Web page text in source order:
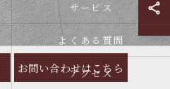
お問い合わせはこちら
サービス
よくある質問
アクセス